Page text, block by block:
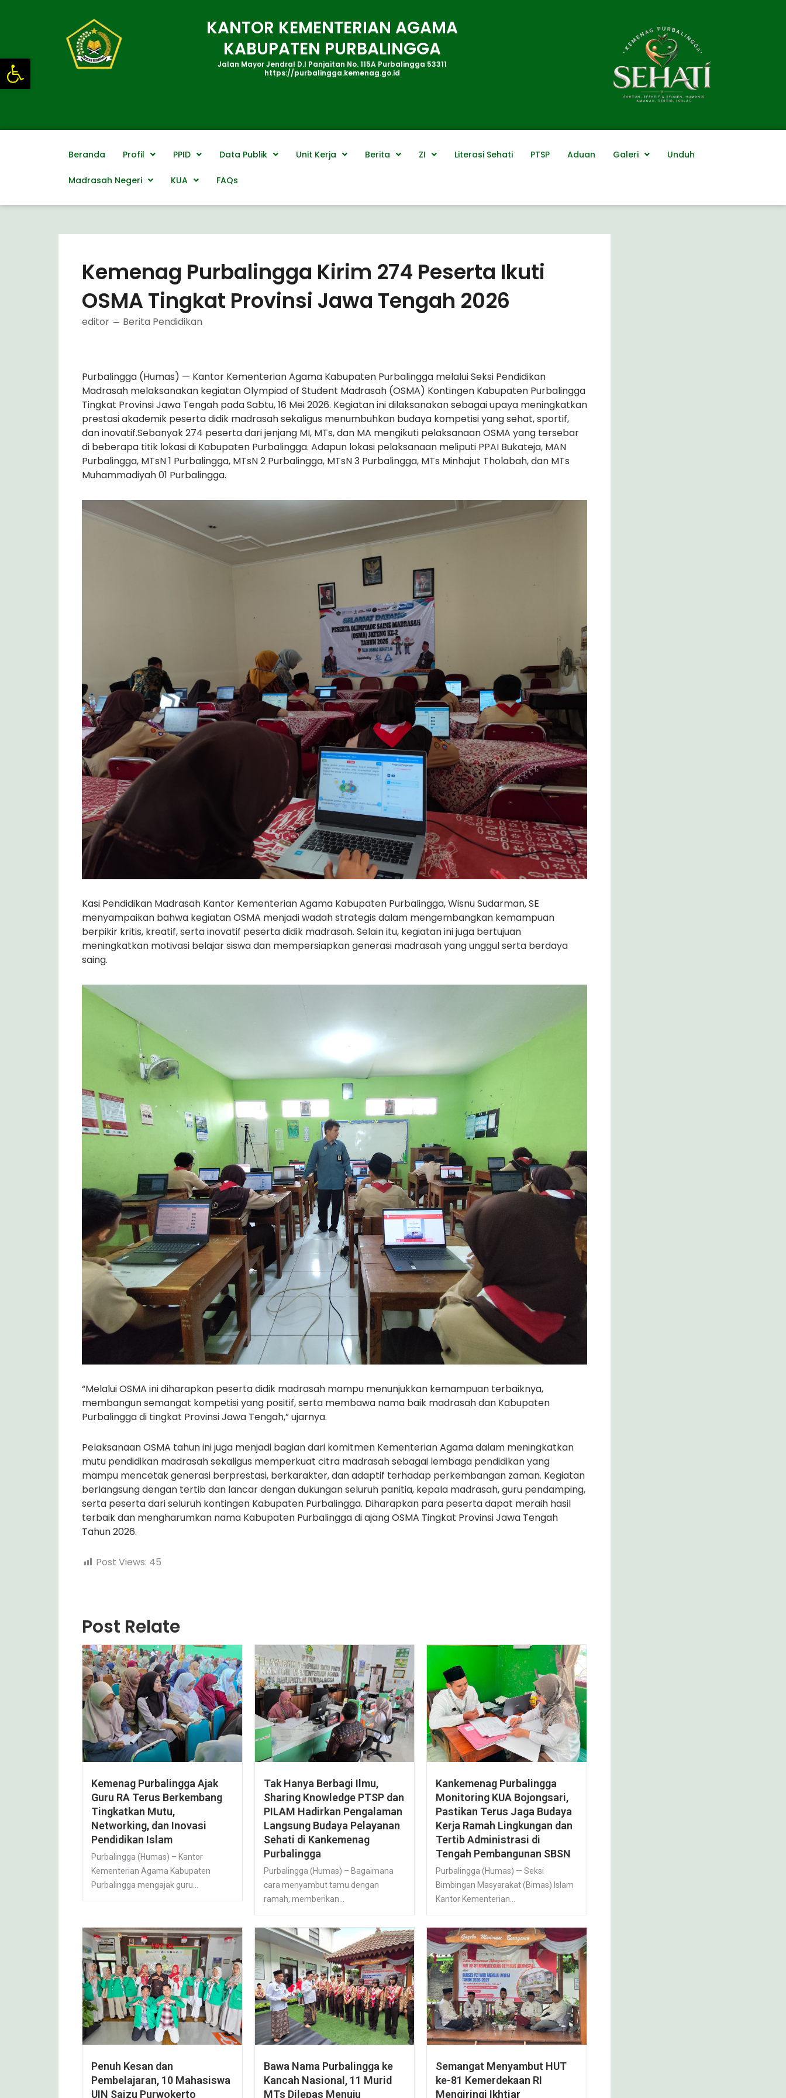
Open toolbar
KANTOR KEMENTERIAN AGAMA
KABUPATEN PURBALINGGA
Jalan Mayor Jendral D.I Panjaitan No. 115A Purbalingga 53311
https://purbalingga.kemenag.go.id
Beranda Profil PPID Data Publik Unit Kerja Berita ZI Literasi Sehati PTSP Aduan Galeri Unduh
Madrasah Negeri KUA FAQs
Kemenag Purbalingga Kirim 274 Peserta Ikuti
OSMA Tingkat Provinsi Jawa Tengah 2026
editor Berita Pendidikan
Purbalingga (Humas) — Kantor Kementerian Agama Kabupaten Purbalingga melalui Seksi Pendidikan
Madrasah melaksanakan kegiatan Olympiad of Student Madrasah (OSMA) Kontingen Kabupaten Purbalingga
Tingkat Provinsi Jawa Tengah pada Sabtu, 16 Mei 2026. Kegiatan ini dilaksanakan sebagai upaya meningkatkan
prestasi akademik peserta didik madrasah sekaligus menumbuhkan budaya kompetisi yang sehat, sportif,
dan inovatif.Sebanyak 274 peserta dari jenjang MI, MTs, dan MA mengikuti pelaksanaan OSMA yang tersebar
di beberapa titik lokasi di Kabupaten Purbalingga. Adapun lokasi pelaksanaan meliputi PPAI Bukateja, MAN
Purbalingga, MTsN 1 Purbalingga, MTsN 2 Purbalingga, MTsN 3 Purbalingga, MTs Minhajut Tholabah, dan MTs
Muhammadiyah 01 Purbalingga.
Kasi Pendidikan Madrasah Kantor Kementerian Agama Kabupaten Purbalingga, Wisnu Sudarman, SE
menyampaikan bahwa kegiatan OSMA menjadi wadah strategis dalam mengembangkan kemampuan
berpikir kritis, kreatif, serta inovatif peserta didik madrasah. Selain itu, kegiatan ini juga bertujuan
meningkatkan motivasi belajar siswa dan mempersiapkan generasi madrasah yang unggul serta berdaya
saing.
“Melalui OSMA ini diharapkan peserta didik madrasah mampu menunjukkan kemampuan terbaiknya,
membangun semangat kompetisi yang positif, serta membawa nama baik madrasah dan Kabupaten
Purbalingga di tingkat Provinsi Jawa Tengah,” ujarnya.
Pelaksanaan OSMA tahun ini juga menjadi bagian dari komitmen Kementerian Agama dalam meningkatkan
mutu pendidikan madrasah sekaligus memperkuat citra madrasah sebagai lembaga pendidikan yang
mampu mencetak generasi berprestasi, berkarakter, dan adaptif terhadap perkembangan zaman. Kegiatan
berlangsung dengan tertib dan lancar dengan dukungan seluruh panitia, kepala madrasah, guru pendamping,
serta peserta dari seluruh kontingen Kabupaten Purbalingga. Diharapkan para peserta dapat meraih hasil
terbaik dan mengharumkan nama Kabupaten Purbalingga di ajang OSMA Tingkat Provinsi Jawa Tengah
Tahun 2026.
Post Views: 45
Post Relate
Kemenag Purbalingga Ajak
Guru RA Terus Berkembang
Tingkatkan Mutu,
Networking, dan Inovasi
Pendidikan Islam
Purbalingga (Humas) – Kantor
Kementerian Agama Kabupaten
Purbalingga mengajak guru...
Tak Hanya Berbagi Ilmu,
Sharing Knowledge PTSP dan
PILAM Hadirkan Pengalaman
Langsung Budaya Pelayanan
Sehati di Kankemenag
Purbalingga
Purbalingga (Humas) – Bagaimana
cara menyambut tamu dengan
ramah, memberikan...
Kankemenag Purbalingga
Monitoring KUA Bojongsari,
Pastikan Terus Jaga Budaya
Kerja Ramah Lingkungan dan
Tertib Administrasi di
Tengah Pembangunan SBSN
Purbalingga (Humas) — Seksi
Bimbingan Masyarakat (Bimas) Islam
Kantor Kementerian...
Penuh Kesan dan
Pembelajaran, 10 Mahasiswa
UIN Saizu Purwokerto
Bawa Nama Purbalingga ke
Kancah Nasional, 11 Murid
MTs Dilepas Menuju
Semangat Menyambut HUT
ke-81 Kemerdekaan RI
Mengiringi Ikhtiar